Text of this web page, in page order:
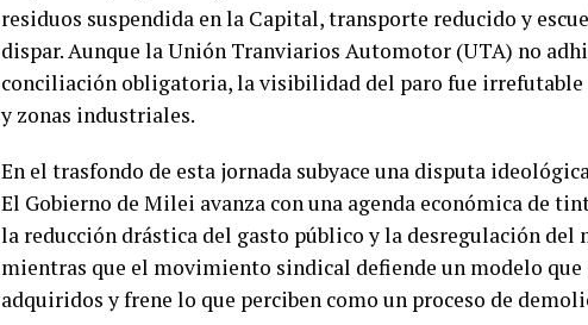
residuos suspendida en la Capital, transporte reducido y
dispar. Aunque la Unión Tranviarios Automotor (UTA) no
conciliación obligatoria, la visibilidad del paro fue irrefutable
y zonas industriales.
En el trasfondo de esta jornada subyace una disputa
El Gobierno de Milei avanza con una agenda económica de
la reducción drástica del gasto público y la desregulación del
mientras que el movimiento sindical defiende un modelo que
adquiridos y frene lo que perciben como un proceso de